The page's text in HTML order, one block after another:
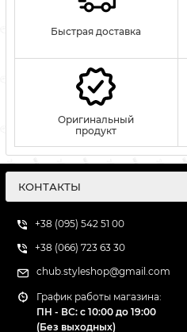
Быстрая доставка
Оригинальный
продукт
КОНТАКТЫ
+38 (095) 542 51 00
+38 (066) 723 63 30
chub.styleshop@gmail.com
График работы магазина:
ПН - ВС: с 10:00 до 19:00
(Без выходных)